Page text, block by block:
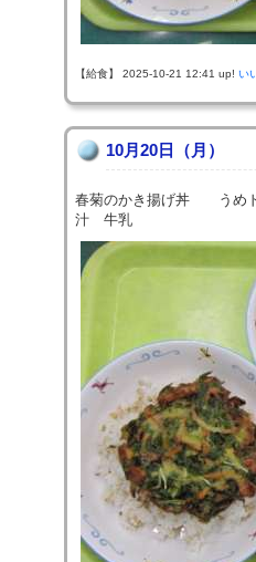
【給食】 2025-10-21 12:41 up! い
10月20日（月）
春菊のかき揚げ丼 うめ
汁 牛乳